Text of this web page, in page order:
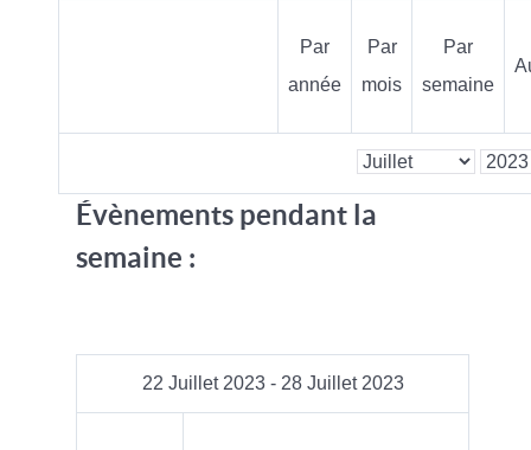
Par
année
Par
mois
Par
semaine
Évènements pendant la
semaine :
22 Juillet 2023 - 28 Juillet 2023